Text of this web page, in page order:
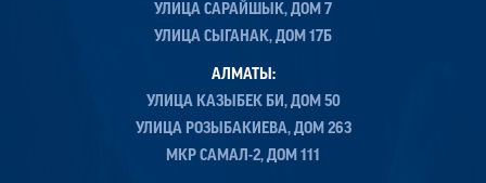
УЛИЦА САРАЙШЫК, ДОМ 7
УЛИЦА СЫГАНАК, ДОМ 17Б
АЛМАТЫ:
УЛИЦА КАЗЫБЕК БИ, ДОМ 50
УЛИЦА РОЗЫБАКИЕВА, ДОМ 263
МКР САМАЛ-2, ДОМ 111